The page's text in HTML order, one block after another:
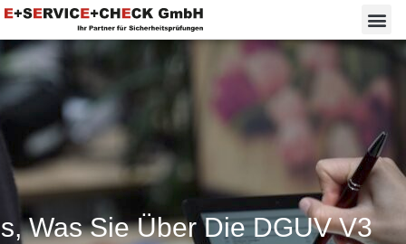
Was Sie Über Die DGUV V3